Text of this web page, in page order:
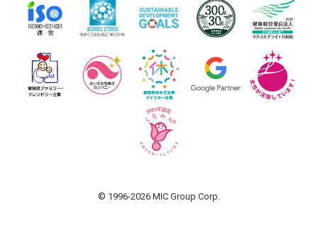
© 1996-2026 MIC Group Corp.